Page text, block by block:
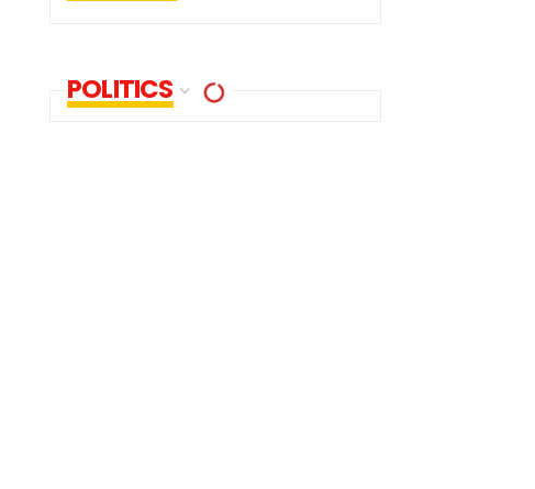
POLITICS